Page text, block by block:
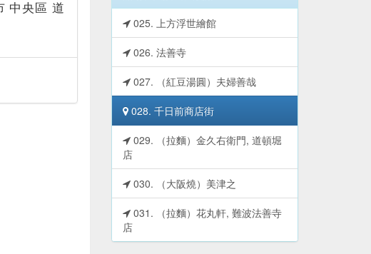
中央區 道
025. 上方浮世繪館
026. 法善寺
027. （紅豆湯圓）夫婦善哉
028. 千日前商店街
029. （拉麵）金久右衛門, 道頓堀
店
030. （大阪燒）美津之
031. （拉麵）花丸軒, 難波法善寺
店